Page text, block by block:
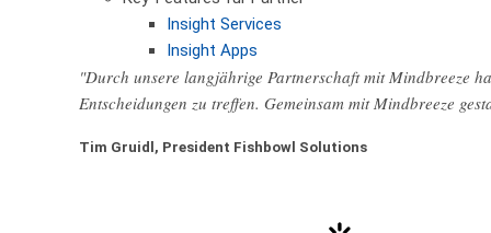
Insight Services
Insight Apps
"Durch unsere langjährige Partnerschaft mit Mindbreeze
Entscheidungen zu treffen. Gemeinsam mit Mindbreeze
Tim Gruidl, President Fishbowl Solutions